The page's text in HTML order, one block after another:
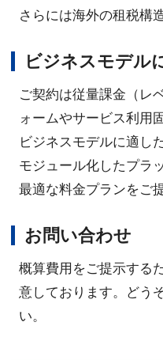
さらには海外の租税構
ビジネスモデル
ご契約は従量課金（レ
ォームやサービス利用
ビジネスモデルに適し
モジュール化したプラ
最適な料金プランをご
お問い合わせ
概算費用をご提示する
意しております。どう
い。